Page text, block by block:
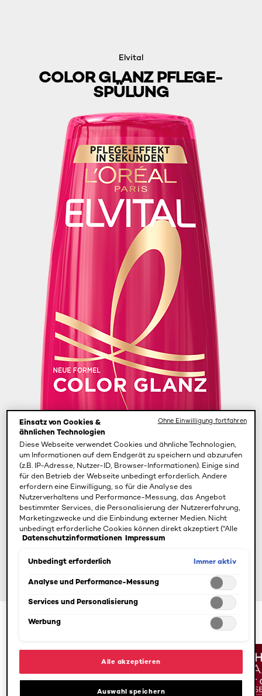
Elvital
COLOR GLANZ PFLEGE-
SPÜLUNG
Einsatz von Cookies &
ähnlichen Technologien
Diese Webseite verwendet Cookies und ähnliche Technologien,
um Informationen auf dem Endgerät zu speichern und abzurufen
(z.B. IP-Adresse, Nutzer-ID, Browser-Informationen). Einige sind
für den Betrieb der Webseite unbedingt erforderlich. Andere
erfordern eine Einwilligung, so für die Analyse des
Nutzerverhaltens und Performance-Messung, das Angebot
bestimmter Services, die Personalisierung der Nutzererfahrung,
Marketingzwecke und die Einbindung externer Medien. Nicht
unbedingt erforderliche Cookies können direkt akzeptiert ("Alle
akzeptieren") oder abgelehnt ("Ohne Einwilligung fortfahren")
ebenfalls möglich und speicherbar ("Auswahl speichern"). Die
angepasst werden. Für weitere Informationen s. unsere
Datenschutzinformationen Impressum
Unbedingt erforderlich Immer aktiv
Analyse und Performance-Messung
Services und Personalisierung
Werbung
Alle akzeptieren
Auswahl speichern
Ohne Einwilligung fortfahren